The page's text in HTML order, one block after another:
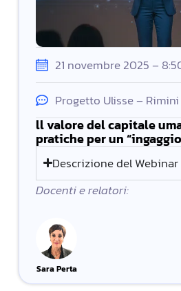
21 novembre 2025 –
Progetto Ulisse – Rimini
ll valore del capitale
pratiche per un
Descrizione del Webinar
Docenti e relatori:
Sara Perta